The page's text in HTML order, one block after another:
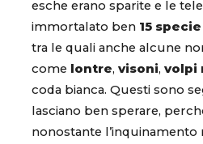
esche erano sparite e le
immortalato ben 15
tra le quali anche alcune
come lontre, visoni, volpi
coda bianca. Questi sono
lasciano ben sperare,
nonostante l’inquinamento